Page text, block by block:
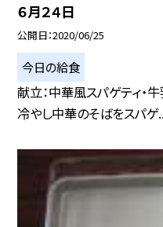
６月２４日
公開日 2020/06/25
今日の給食
献立：中華風スパゲティ・
冷やし中華のそばをスパゲ